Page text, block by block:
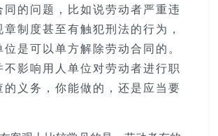
同的问题，比如说劳动者严重违
章制度甚至有触犯刑法的行为，
位是可以单方解除劳动合同的。
不影响用人单位对劳动者进行职
的义务，你能做的，还是应当要